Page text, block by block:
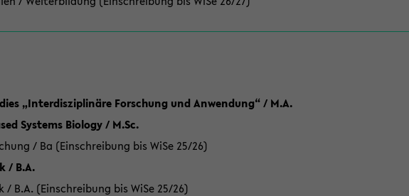
„Interdisziplinäre Forschung und Anwendung“ / M.A.
Systems Biology / M.Sc.
/ Ba (Einschreibung bis WiSe 25/26)
/ B.A.
/ B.A. (Einschreibung bis WiSe 25/26)